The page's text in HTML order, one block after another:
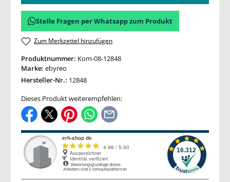
Stelle Fragen per Whatsapp zum Produkt
Zum Merkzettel hinzufügen
Produktnummer: Kom-08-12848
Marke: ebyreo
Hersteller-Nr.: 12848
Dieses Produkt weiterempfehlen: